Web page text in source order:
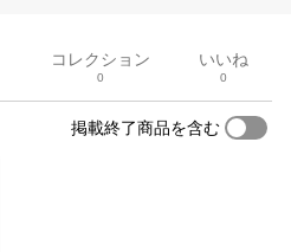
コレクション
0
いいね
0
掲載終了商品を含む